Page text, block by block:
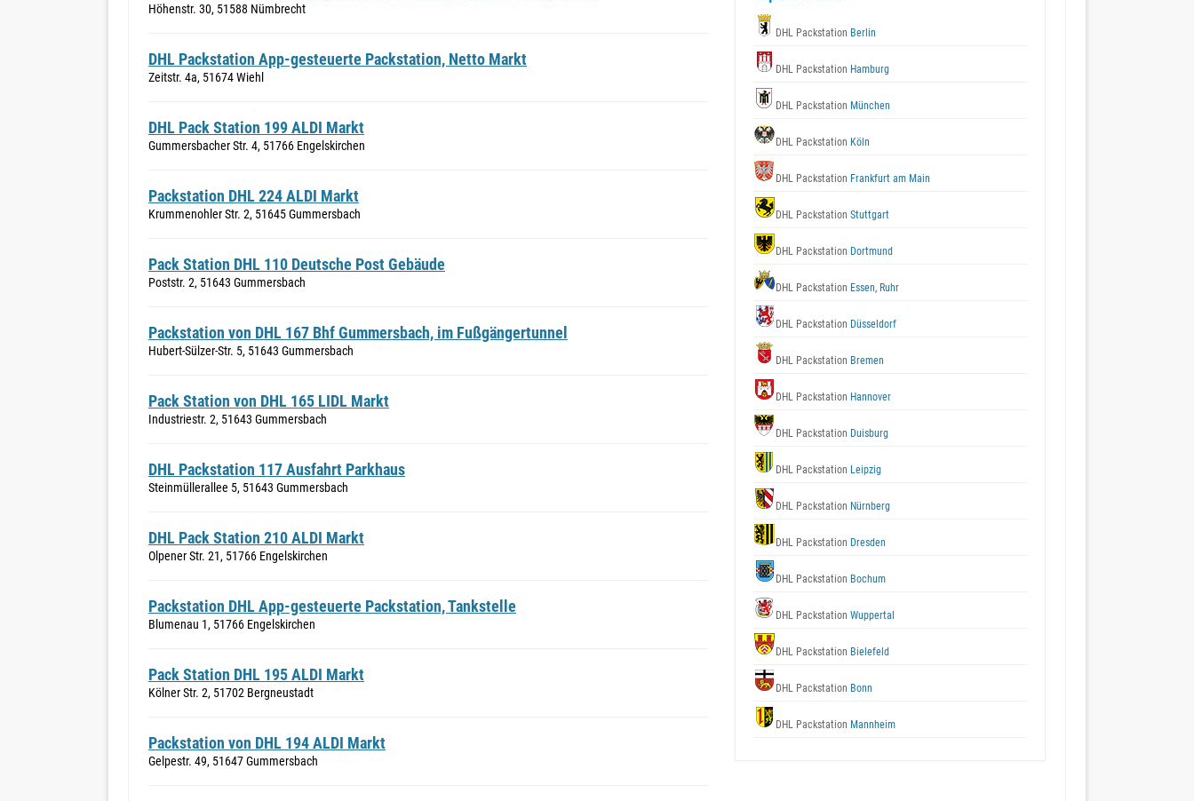
Höhenstr. 30, 51588 Nümbrecht
DHL Packstation App-gesteuerte Packstation, Netto Markt
Zeitstr. 4a, 51674 Wiehl
DHL Pack Station 199 ALDI Markt
Gummersbacher Str. 4, 51766 Engelskirchen
Packstation DHL 224 ALDI Markt
Krummenohler Str. 2, 51645 Gummersbach
Pack Station DHL 110 Deutsche Post Gebäude
Poststr. 2, 51643 Gummersbach
Packstation von DHL 167 Bhf Gummersbach, im Fußgängertunnel
Hubert-Sülzer-Str. 5, 51643 Gummersbach
Pack Station von DHL 165 LIDL Markt
Industriestr. 2, 51643 Gummersbach
DHL Packstation 117 Ausfahrt Parkhaus
Steinmüllerallee 5, 51643 Gummersbach
DHL Pack Station 210 ALDI Markt
Olpener Str. 21, 51766 Engelskirchen
Packstation DHL App-gesteuerte Packstation, Tankstelle
Blumenau 1, 51766 Engelskirchen
Pack Station DHL 195 ALDI Markt
Kölner Str. 2, 51702 Bergneustadt
Packstation von DHL 194 ALDI Markt
Gelpestr. 49, 51647 Gummersbach
DHL Packstation Berlin
DHL Packstation Hamburg
DHL Packstation München
DHL Packstation Köln
DHL Packstation Frankfurt am Main
DHL Packstation Stuttgart
DHL Packstation Dortmund
DHL Packstation Essen, Ruhr
DHL Packstation Düsseldorf
DHL Packstation Bremen
DHL Packstation Hannover
DHL Packstation Duisburg
DHL Packstation Leipzig
DHL Packstation Nürnberg
DHL Packstation Dresden
DHL Packstation Bochum
DHL Packstation Wuppertal
DHL Packstation Bielefeld
DHL Packstation Bonn
DHL Packstation Mannheim